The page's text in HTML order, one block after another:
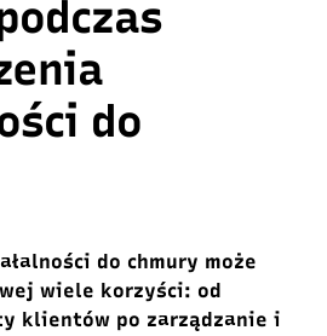
do
do chmury może
wiele korzyści: od
klientów po zarządzanie i